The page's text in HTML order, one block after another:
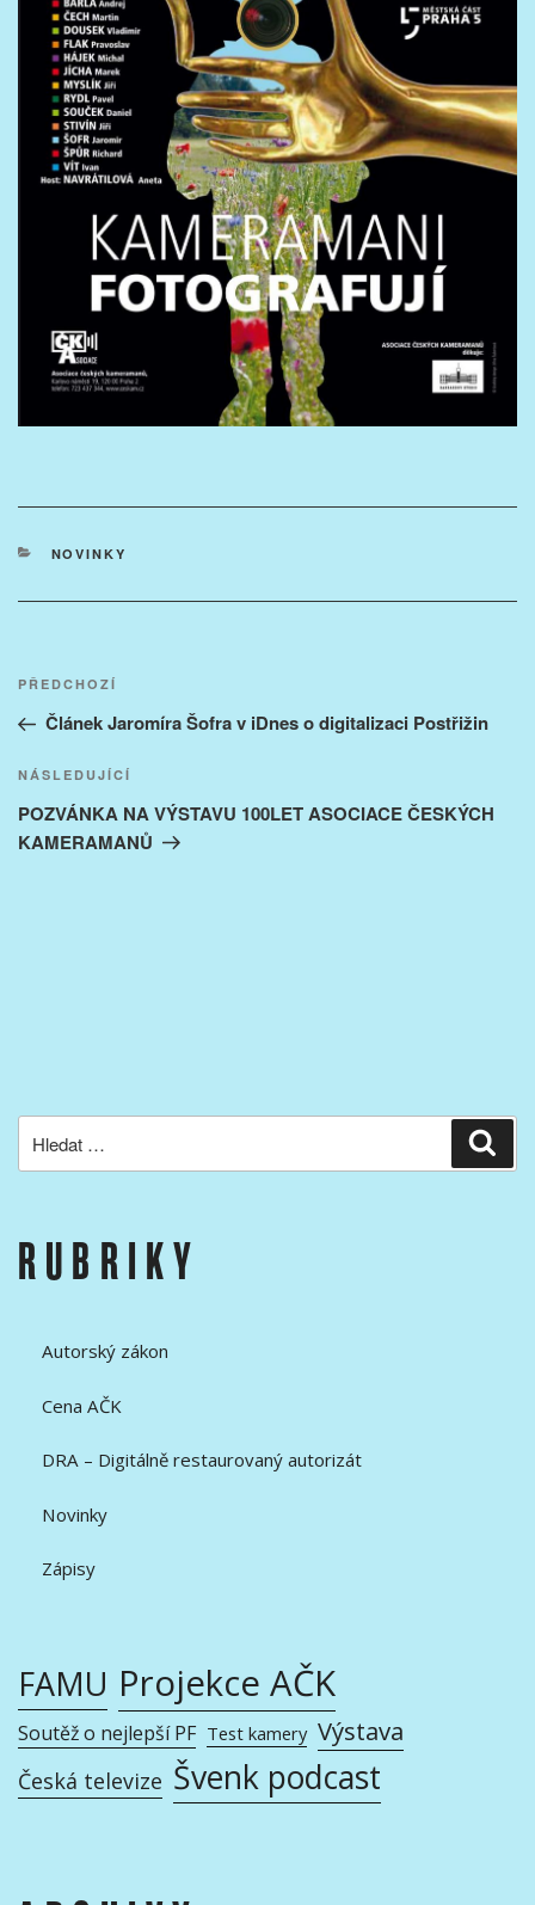
RUBRIKY
NOVINKY
příspěvek
Předchozí
příspěvek
PŘEDCHOZÍ
Článek Jaromíra Šofra v iDnes o digitalizaci Postřižin
Následující
příspěvek
NÁSLEDUJÍCÍ
POZVÁNKA NA VÝSTAVU 100LET ASOCIACE ČESKÝCH
KAMERAMANŮ
RUBRIKY
Autorský zákon
Cena AČK
DRA – Digitálně restaurovaný autorizát
Novinky
Zápisy
FAMU Projekce AČK
Soutěž o nejlepší PF Test kamery Výstava
Česká televize Švenk podcast